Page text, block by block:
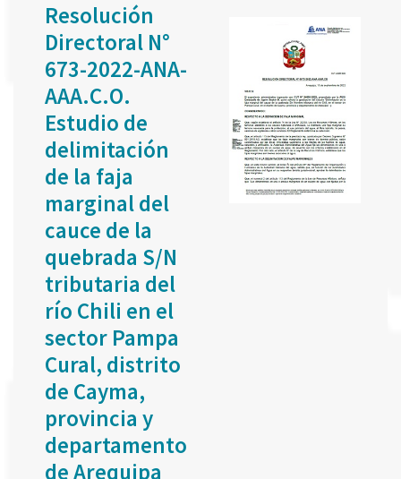
Resolución
Directoral N°
673-2022-ANA-
AAA.C.O.
Estudio de
delimitación
de la faja
marginal del
cauce de la
quebrada S/N
tributaria del
río Chili en el
sector Pampa
Cural, distrito
de Cayma,
provincia y
departamento
de Arequipa